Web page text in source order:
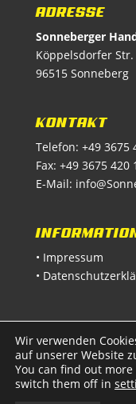
ADRESSE
Sonneberger
Köppelsdorfer Str.
96515 Sonneberg
KONTAKT
Telefon: +49 3675
Fax: +49 3675 420
E-Mail:
• Impressum
•
Wir verwenden
auf unserer Website
You can find out
switch them off in